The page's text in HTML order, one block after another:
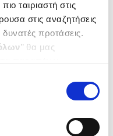
ταιριαστή στις
στις αναζητήσεις
προτάσεις.
’’ θα μας
τα παρακάτω με την
σχετικά με